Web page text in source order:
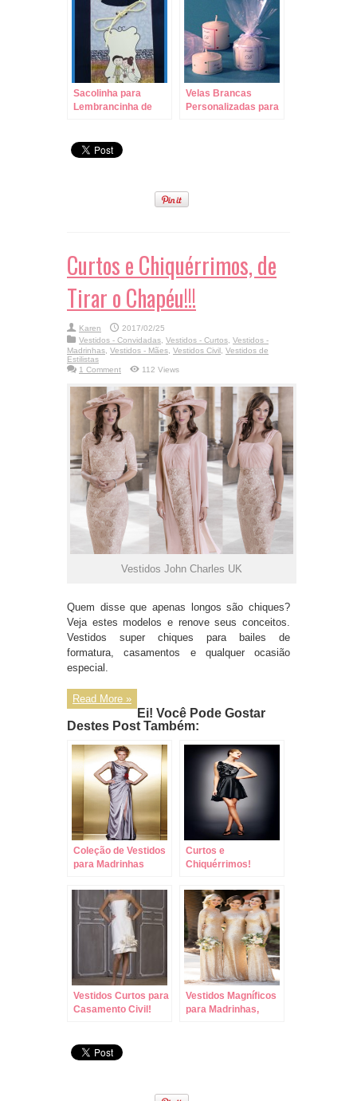
Sacolinha para
Lembrancinha de
Imprimir!
Velas Brancas
Personalizadas para
Curtos e Chiquérrimos, de
Tirar o Chapéu!!!
Karen
2017/02/25
Vestidos - Convidadas, Vestidos - Curtos, Vestidos -
Madrinhas, Vestidos - Mães, Vestidos Civil, Vestidos de
Estilistas
1 Comment
112 Views
Vestidos John Charles UK
Quem disse que apenas longos são chiques?
Veja estes modelos e renove seus conceitos.
Vestidos super chiques para bailes de
formatura, casamentos e qualquer ocasião
especial.
Read More »
Ei! Você Pode Gostar
Destes Post Também:
Coleção de Vestidos
para Madrinhas
Curtos e
Chiquérrimos!
Vestidos Curtos para
Casamento Civil!
Vestidos Magníficos
para Madrinhas,